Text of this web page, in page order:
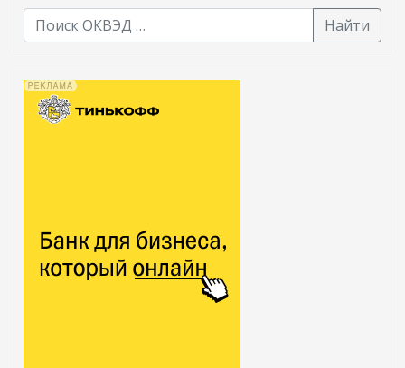
Найти
В списке найденных результатов используйте